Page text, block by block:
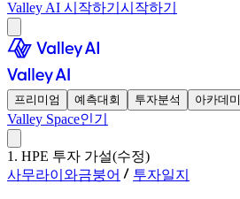
Valley AI 시작하기 시작하기
프리미엄 예측대회 투자분석 아카데미
Valley Space인기
1. HPE 투자 가설(수정)
사무라이와금붕어
투자일지